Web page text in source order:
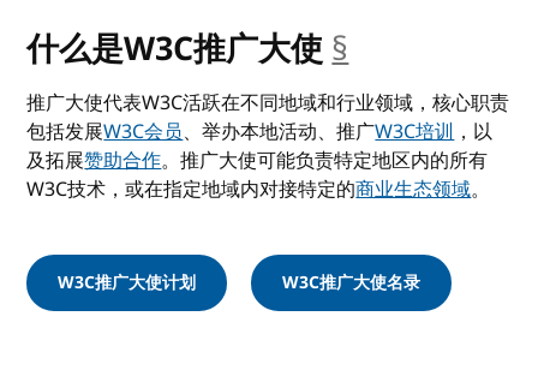
什么是W3C推广大使 §
推广大使代表W3C活跃在不同地域和行业领域，核心职责
包括发展W3C会员、举办本地活动、推广W3C培训，以
及拓展赞助合作。推广大使可能负责特定地区内的所有
W3C技术，或在指定地域内对接特定的商业生态领域。
W3C推广大使计划 W3C推广大使名录